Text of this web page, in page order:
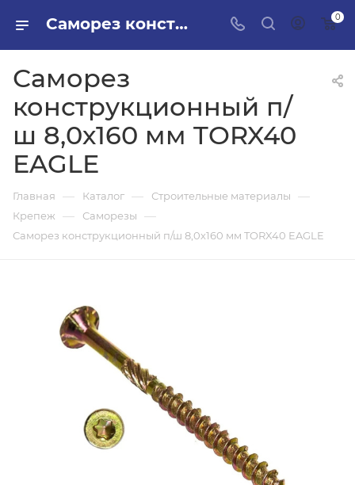
Саморез конструкционный п/ш 8,0х160 мм TORX40 EAGLE в ПИЛОН — купить стройматериалы в интернет-магазине ПИЛОН с доставкой оптом и в розницу 0
Саморез
конструкционный п/
ш 8,0х160 мм TORX40
EAGLE
Главная — Каталог — Строительные материалы —
Крепеж — Саморезы —
Саморез конструкционный п/ш 8,0х160 мм TORX40 EAGLE